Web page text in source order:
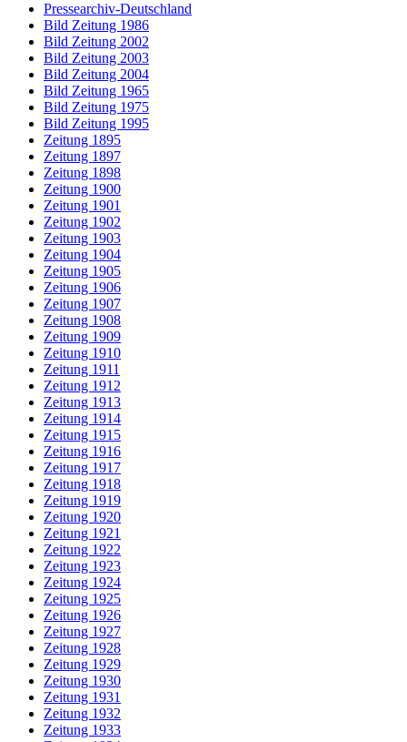
Pressearchiv-Deutschland
Bild Zeitung 1986
Bild Zeitung 2002
Bild Zeitung 2003
Bild Zeitung 2004
Bild Zeitung 1965
Bild Zeitung 1975
Bild Zeitung 1995
Zeitung 1895
Zeitung 1897
Zeitung 1898
Zeitung 1900
Zeitung 1901
Zeitung 1902
Zeitung 1903
Zeitung 1904
Zeitung 1905
Zeitung 1906
Zeitung 1907
Zeitung 1908
Zeitung 1909
Zeitung 1910
Zeitung 1911
Zeitung 1912
Zeitung 1913
Zeitung 1914
Zeitung 1915
Zeitung 1916
Zeitung 1917
Zeitung 1918
Zeitung 1919
Zeitung 1920
Zeitung 1921
Zeitung 1922
Zeitung 1923
Zeitung 1924
Zeitung 1925
Zeitung 1926
Zeitung 1927
Zeitung 1928
Zeitung 1929
Zeitung 1930
Zeitung 1931
Zeitung 1932
Zeitung 1933